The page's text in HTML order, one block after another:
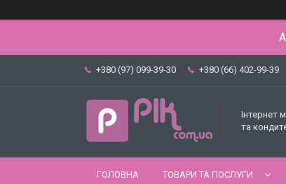
+380 (97) 099-39-30 +380 (66) 402-99-39
Інтернет
та
ГОЛОВНА ТОВАРИ ТА ПОСЛУГИ